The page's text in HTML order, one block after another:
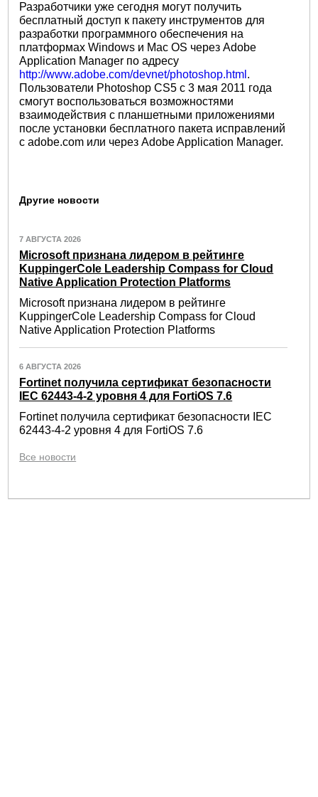
Разработчики уже сегодня могут получить
бесплатный доступ к пакету инструментов для
разработки программного обеспечения на
платформах Windows и Mac OS через Adobe
Application Manager по адресу
http://www.adobe.com/devnet/photoshop.html .
Пользователи Photoshop CS5 с 3 мая 2011 года
смогут воспользоваться возможностями
взаимодействия с планшетными приложениями
после установки бесплатного пакета исправлений
с adobe.com или через Adobe Application Manager.
Другие новости
7 АВГУСТА 2026
Microsoft признана лидером в рейтинге
KuppingerCole Leadership Compass for Cloud
Native Application Protection Platforms
Microsoft признана лидером в рейтинге
KuppingerCole Leadership Compass for Cloud
Native Application Protection Platforms
6 АВГУСТА 2026
Fortinet получила сертификат безопасности
IEC 62443-4-2 уровня 4 для FortiOS 7.6
Fortinet получила сертификат безопасности IEC
62443-4-2 уровня 4 для FortiOS 7.6
Все новости